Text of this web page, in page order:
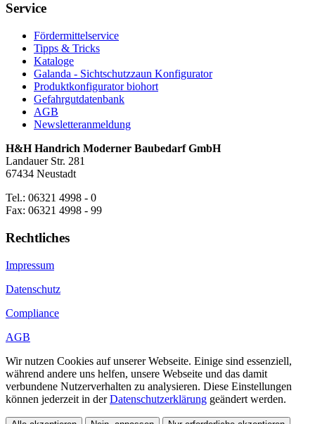
Service
Fördermittelservice
Tipps & Tricks
Kataloge
Galanda - Sichtschutzzaun Konfigurator
Produktkonfigurator biohort
Gefahrgutdatenbank
AGB
Newsletteranmeldung
H&H Handrich Moderner Baubedarf GmbH
Landauer Str. 281
67434 Neustadt
Tel.: 06321 4998 - 0
Fax: 06321 4998 - 99
Rechtliches
Impressum
Datenschutz
Compliance
AGB
Wir nutzen Cookies auf unserer Webseite. Einige sind essenziell,
während andere uns helfen, unsere Webseite und das damit
verbundene Nutzerverhalten zu analysieren. Diese Einstellungen
können jederzeit in derDatenschutzerklärung geändert werden.